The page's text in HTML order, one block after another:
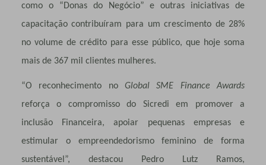
como o “Donas do Negócio” e outras iniciativas de
capacitação contribuíram para um crescimento de 28%
no volume de crédito para esse público, que hoje soma
mais de 367 mil clientes mulheres.
“O reconhecimento no Global SME Finance Awards
reforça o compromisso do Sicredi em promover a
inclusão Financeira, apoiar pequenas empresas e
estimular o empreendedorismo feminino de forma
sustentável”, destacou Pedro Lutz Ramos,